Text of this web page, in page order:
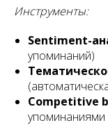
Инструменты:
Sentiment-
упоминаний)
Competitive
упоминаниями